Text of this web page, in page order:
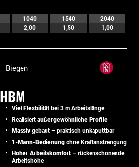
1040 1540
2040
2,00 1,50 1,00
Biegen
HBM
Viel Flexbilität bei 3 m Arbeitslänge
Realisiert außergewöhnliche Profile
Massiv gebaut – praktisch unkaputtbar
1-Mann-Bedienung ohne Kraftanstrengung
Hoher Arbeitskomfort – rückenschonende
Arbeitshöhe